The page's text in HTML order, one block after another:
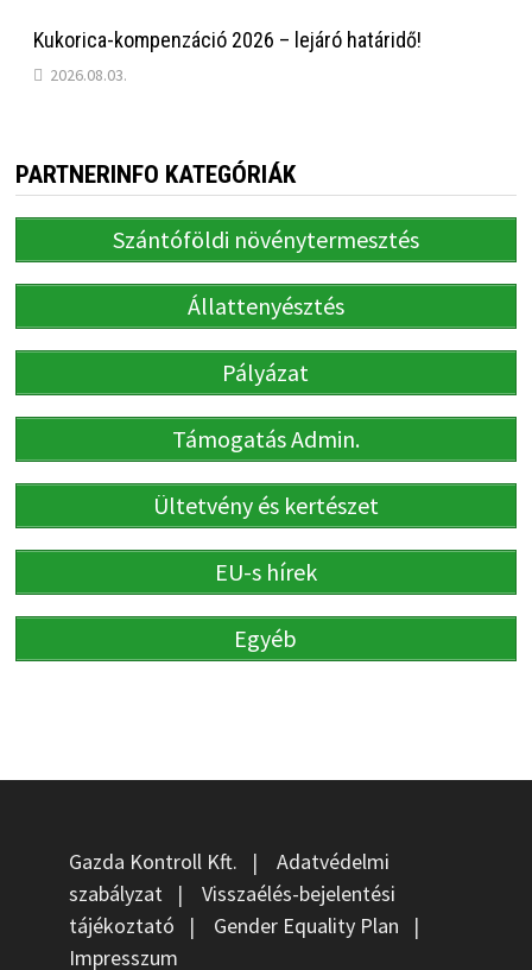
Kukorica-kompenzáció 2026 – lejáró határidő!
2026.08.03.
PARTNERINFO KATEGÓRIÁK
Szántóföldi növénytermesztés
Állattenyésztés
Pályázat
Támogatás Admin.
Ültetvény és kertészet
EU-s hírek
Egyéb
Gazda Kontroll Kft. | Adatvédelmi
szabályzat| Visszaélés-bejelentési
tájékoztató | Gender Equality Plan |
Impresszum